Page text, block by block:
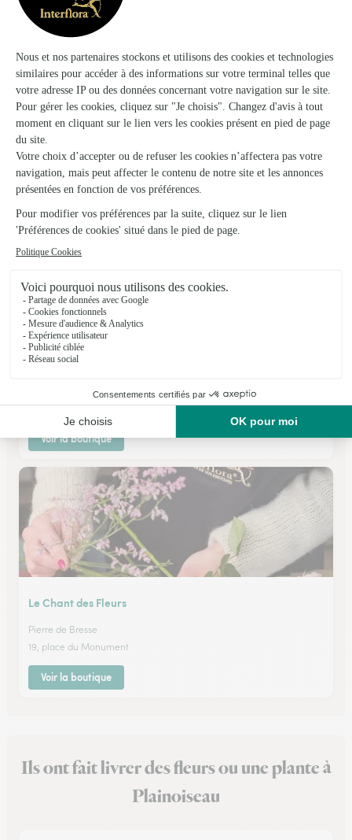
Art Floral
Louhans
78, Grande-Rue
Voir la boutique
Au Val Fleuri
4.8 (81)
27, rue Jules Grevy
Voir la boutique
Le Chant des Fleurs
Pierre de Bresse
19, place du Monument
Voir la boutique
Ils ont fait livrer des fleurs ou une plante à
Plainoiseau